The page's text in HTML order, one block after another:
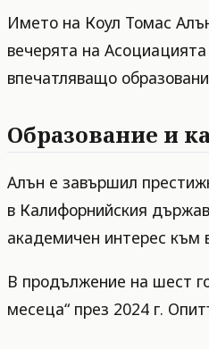
Името на Коул Томас
вечерята на
впечатляващо
Образование и
Алън е завършил
в Калифорнийския
академичен интерес към
В продължение на шест
месеца“ през 2024 г.